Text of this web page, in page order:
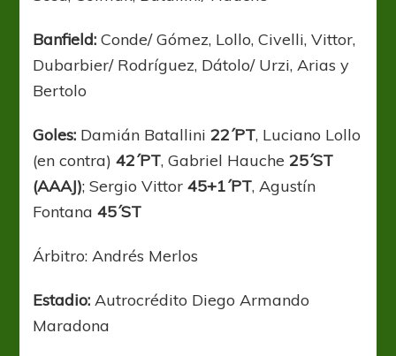
Banfield:Conde/ Gómez, Lollo, Civelli, Vittor,
Dubarbier/ Rodríguez, Dátolo/ Urzi, Arias y
Bertolo
Goles: Damián Batallini22´PT, Luciano Lollo
(en contra)42´PT, Gabriel Hauche 25´ST
(AAAJ); Sergio Vittor45+1´PT, Agustín
Fontana45´ST
Árbitro: Andrés Merlos
Estadio: Autrocrédito Diego Armando
Maradona